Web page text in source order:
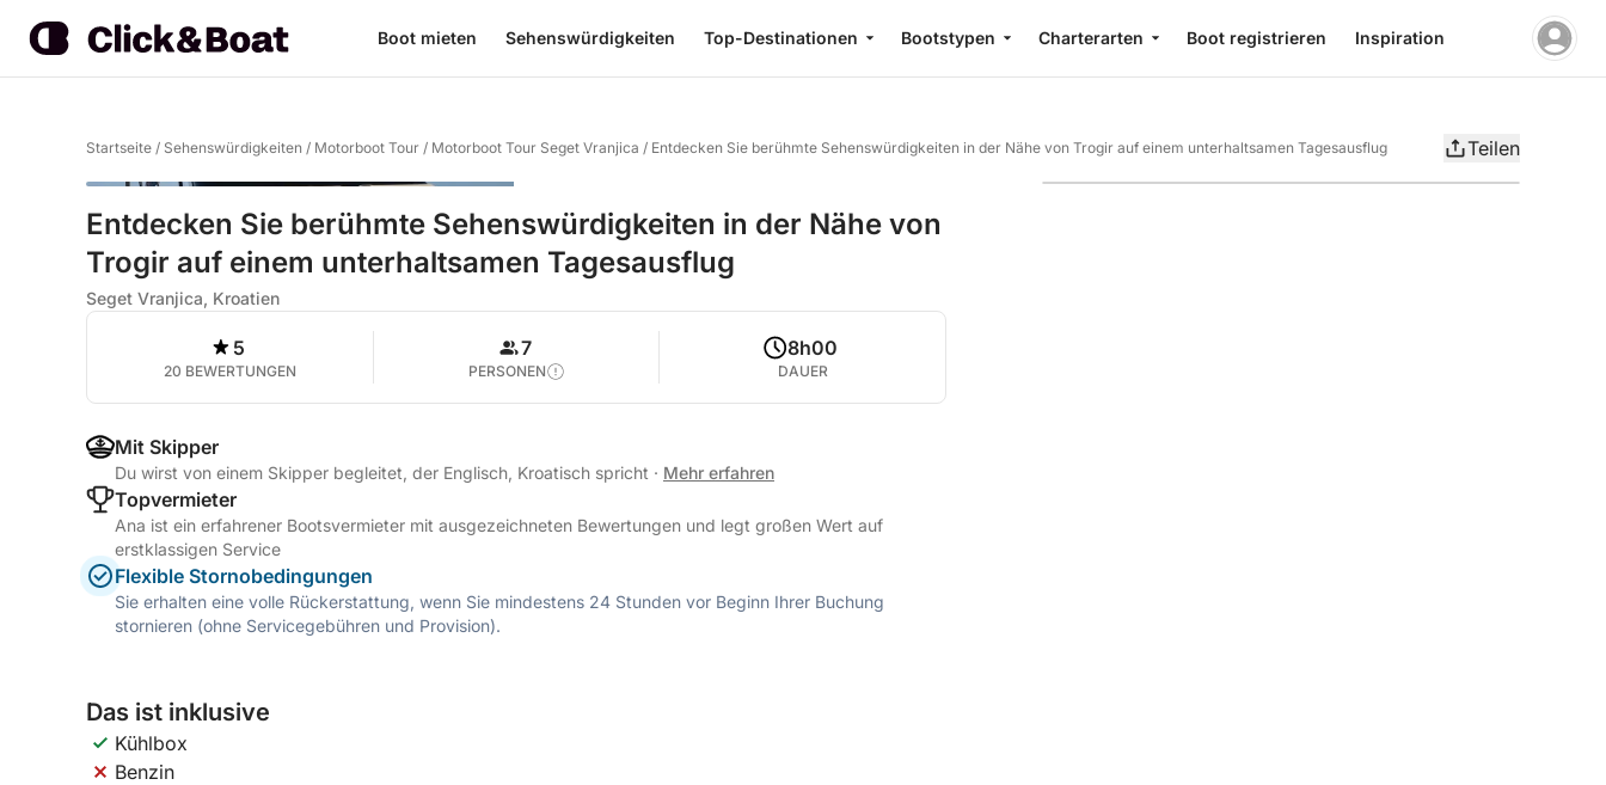
Boot mieten Sehenswürdigkeiten Top-Destinationen Bootstypen Charterarten Boot registrieren Inspiration
Startseite / Sehenswürdigkeiten / Motorboot Tour / Motorboot Tour Seget Vranjica / Entdecken Sie berühmte Sehenswürdigkeiten in der Nähe von Trogir auf einem unterhaltsamen Tagesausflug Teilen
Entdecken Sie berühmte Sehenswürdigkeiten in der Nähe von
Trogir auf einem unterhaltsamen Tagesausflug
Seget Vranjica, Kroatien
5
20 BEWERTUNGEN
7
PERSONEN
8h00
DAUER
Mit Skipper
Du wirst von einem Skipper begleitet, der Englisch, Kroatisch spricht · Mehr erfahren
Topvermieter
Ana ist ein erfahrener Bootsvermieter mit ausgezeichneten Bewertungen und legt großen Wert auf
erstklassigen Service
Flexible Stornobedingungen
Sie erhalten eine volle Rückerstattung, wenn Sie mindestens 24 Stunden vor Beginn Ihrer Buchung
stornieren (ohne Servicegebühren und Provision).
Das ist inklusive
Kühlbox
Benzin